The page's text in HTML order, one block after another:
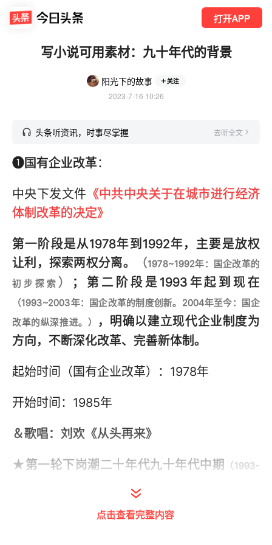
打开APP
写小说可用素材：九十年代的背景
阳光下的故事 关注
2023-7-16 10:26
头条听资讯，时事尽掌握 去听全文
❶国有企业改革：
中央下发文件 《中共中央关于在城市进行经济
体制改革的决定》
第一阶段是从1978年到1992年，主要是放权
让利，探索两权分离。
（1978~1992年：国企改革的
初步探索 ） ；第二阶段是1993年起到现在
（1993~2003年：国企改革的制度创新。2004年至今：国企
改革的纵深推进。）
，明确以建立现代企业制度为
方向，不断深化改革、完善新体制。
起始时间（国有企业改革）：1978年
开始时间：1985年
＆歌唱：刘欢《从头再来》
★第一轮下岗潮二十年代九十年代中期 （1993-
1993年开始由于生产任务不足，大多数单位都发不了工资。
点击查看完整内容